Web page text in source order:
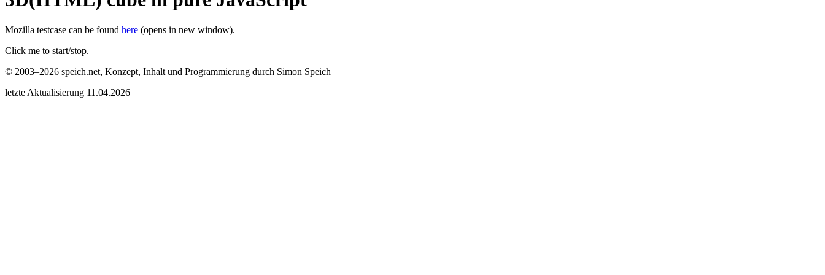
Mozilla testcase can be found here (opens in new window).
Click me to start/stop.
© 2003–2026 speich.net, Konzept, Inhalt und Programmierung durch Simon Speich
letzte Aktualisierung 11.04.2026